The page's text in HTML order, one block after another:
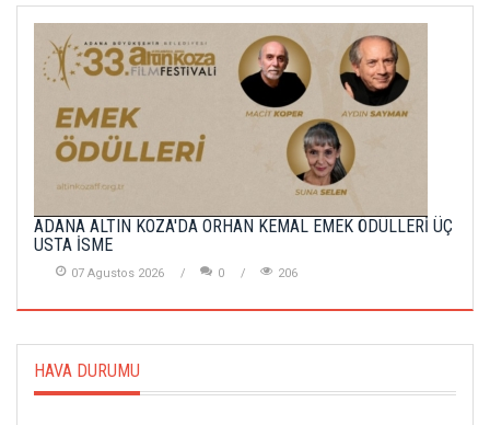
ADANA ALTIN KOZA'DA ORHAN KEMAL EMEK ÖDÜLLERİ ÜÇ
USTA İSME
07 Agustos 2026 0 206
HAVA DURUMU